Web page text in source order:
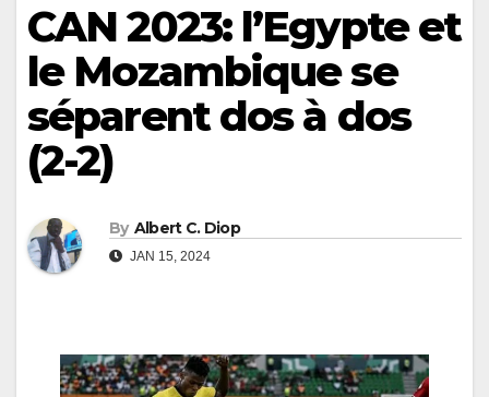
CAN 2023: l’Egypte et
le Mozambique se
séparent dos à dos
(2-2)
By Albert C. Diop
JAN 15, 2024